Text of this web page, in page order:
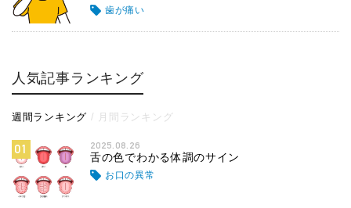
歯が痛い
人気記事ランキング
週間ランキング 月間ランキング
01 2025.08.26
舌の色でわかる体調のサイン
お口の異常